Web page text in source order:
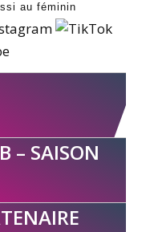
au féminin
– SAISON